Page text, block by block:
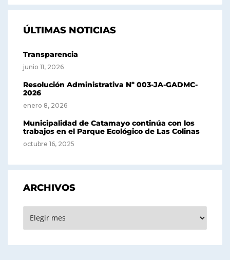
ÚLTIMAS NOTICIAS
Transparencia
junio 11, 2026
Resolución Administrativa Nº 003-JA-GADMC-
2026
enero 8, 2026
Municipalidad de Catamayo continúa con los
trabajos en el Parque Ecológico de Las Colinas
octubre 16, 2025
ARCHIVOS